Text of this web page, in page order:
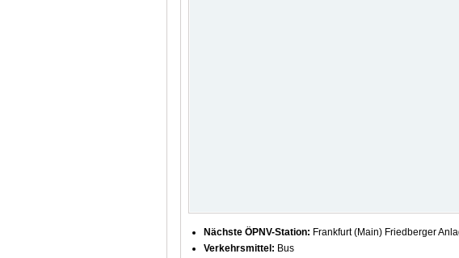
Nächste ÖPNV-Station: Frankfurt (Main) Friedberger
Verkehrsmittel: Bus